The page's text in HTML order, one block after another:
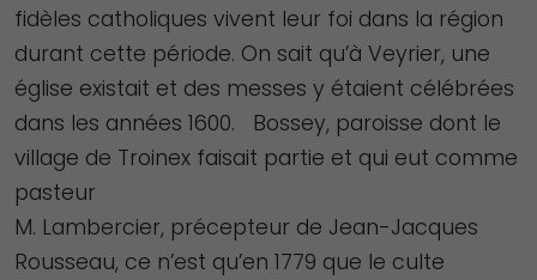
fidèles catholiques vivent leur foi dans la région
durant cette période. On sait qu’à Veyrier, une
église existait et des messes y étaient célébrées
dans les années 1600. Bossey, paroisse dont le
village de Troinex faisait partie et qui eut comme
pasteur
M. Lambercier, précepteur de Jean-Jacques
Rousseau, ce n’est qu’en 1779 que le culte